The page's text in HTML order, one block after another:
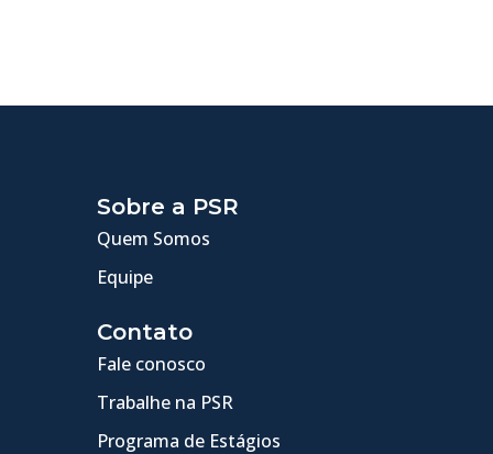
Sobre a PSR
Quem Somos
Equipe
Contato
Fale conosco
Trabalhe na PSR
Programa de Estágios